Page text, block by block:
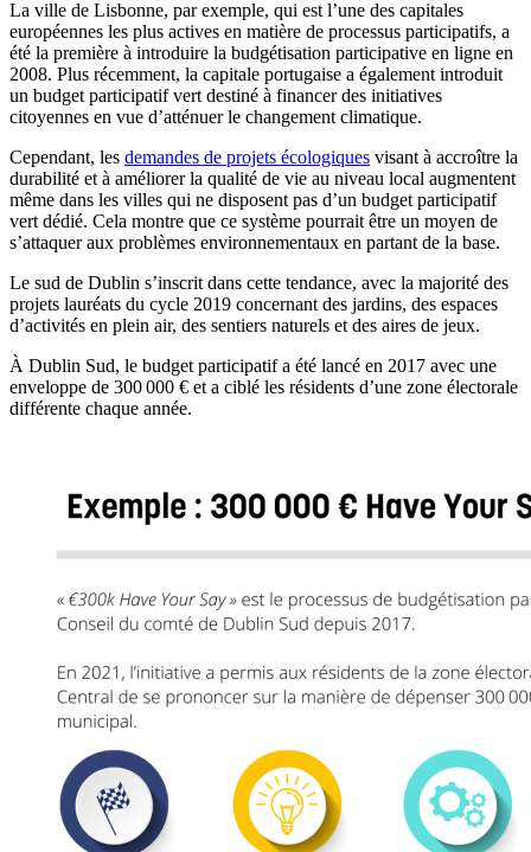
La ville de Lisbonne, par exemple, qui est l’une des capitales
européennes les plus actives en matière de processus participatifs, a
été la première à introduire la budgétisation participative en ligne en
2008. Plus récemment, la capitale portugaise a également introduit
un budget participatif vert destiné à financer des initiatives
citoyennes en vue d’atténuer le changement climatique.
Cependant, les demandes de projets écologiques visant à accroître la
durabilité et à améliorer la qualité de vie au niveau local augmentent
même dans les villes qui ne disposent pas d’un budget participatif
vert dédié. Cela montre que ce système pourrait être un moyen de
s’attaquer aux problèmes environnementaux en partant de la base.
Le sud de Dublin s’inscrit dans cette tendance, avec la majorité des
projets lauréats du cycle 2019 concernant des jardins, des espaces
d’activités en plein air, des sentiers naturels et des aires de jeux.
À Dublin Sud, le budget participatif a été lancé en 2017 avec une
enveloppe de 300 000 € et a ciblé les résidents d’une zone électorale
différente chaque année.